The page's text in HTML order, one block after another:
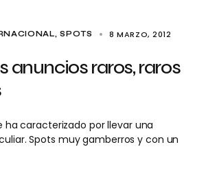
SPOTS 8 MARZO, 2012
anuncios raros, raros
ha caracterizado por llevar una
Spots muy gamberros y con un